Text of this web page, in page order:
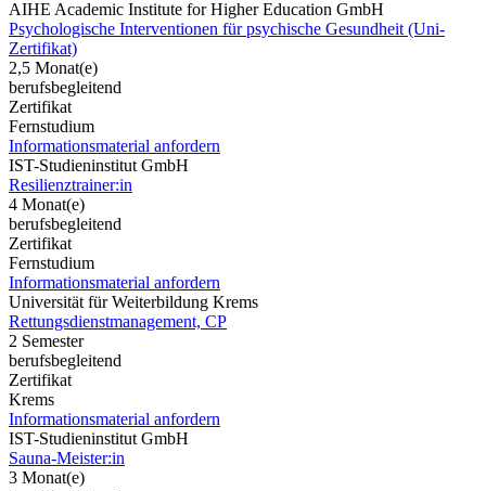
AIHE Academic Institute for Higher Education GmbH
Psychologische Interventionen für psychische Gesundheit (Uni-
Zertifikat)
2,5 Monat(e)
berufsbegleitend
Zertifikat
Fernstudium
Informationsmaterial anfordern
IST-Studieninstitut GmbH
Resilienztrainer:in
4 Monat(e)
berufsbegleitend
Zertifikat
Fernstudium
Informationsmaterial anfordern
Universität für Weiterbildung Krems
Rettungsdienstmanagement, CP
2 Semester
berufsbegleitend
Zertifikat
Krems
Informationsmaterial anfordern
IST-Studieninstitut GmbH
Sauna-Meister:in
3 Monat(e)